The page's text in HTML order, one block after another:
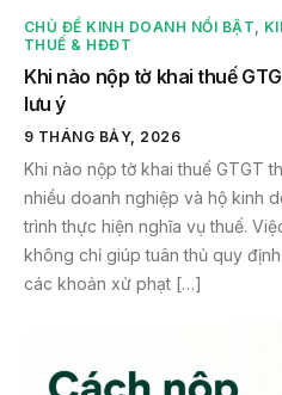
CHỦ ĐỀ KINH DOANH NỔI BẬT,
THUẾ & HĐĐT
Khi nào nộp tờ khai thuế
lưu ý
9 THÁNG BẢY, 2026
Khi nào nộp tờ khai thuế GTGT
nhiều doanh nghiệp và hộ kinh
trình thực hiện nghĩa vụ thuế.
không chỉ giúp tuân thủ quy
các khoản xử phạt […]